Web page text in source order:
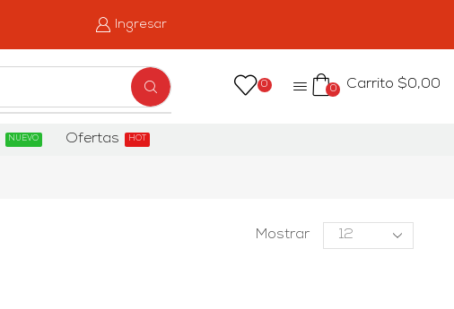
Ingresar
0 0 Carrito $0,00
NUEVO Ofertas HOT
Mostrar